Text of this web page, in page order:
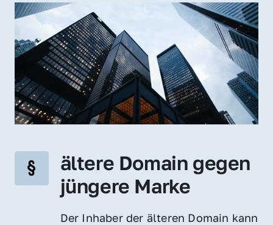
ältere Domain gegen
jüngere Marke
Der Inhaber der älteren Domain kann